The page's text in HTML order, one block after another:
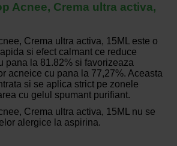
Acnee, Crema ultra activa,
Crema ultra activa, 15ML este o
si efect calmant ce reduce
pana la 81.82% si favorizeaza
acneice cu pana la 77,27%. Aceasta
si se aplica strict pe zonele
cu gelul spumant purifiant.
Crema ultra activa, 15ML nu se
alergice la aspirina.